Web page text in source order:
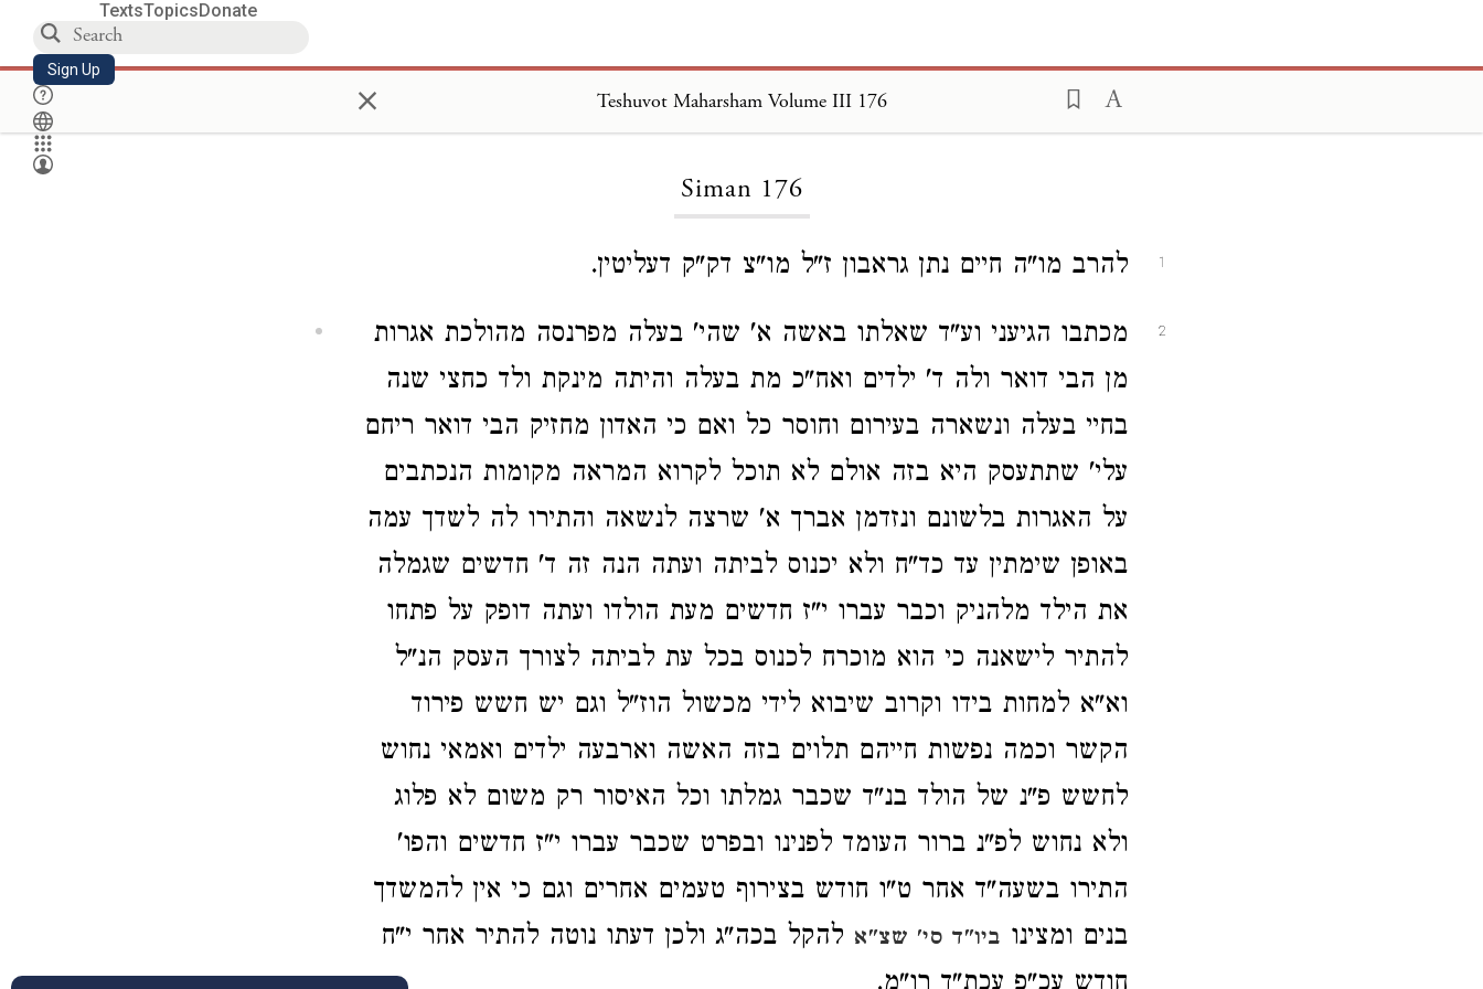
TextsTopicsDonate
Sign Up × Teshuvot Maharsham Volume III 176
Siman 176
1 להרב מו"ה חיים נתן גראבון ז"ל מו"צ דק"ק דעליטין.
2
מכתבו הגיעני וע"ד שאלתו באשה א' שהי' בעלה מפרנסה מהולכת אגרות
מן הבי דואר ולה ד' ילדים ואח"כ מת בעלה והיתה מינקת ולד כחצי שנה
בחיי בעלה ונשארה בעירום וחוסר כל ואם כי האדון מחזיק הבי דואר ריחם
עלי' שתתעסק היא בזה אולם לא תוכל לקרוא המראה מקומות הנכתבים
על האגרות בלשונם ונזדמן אברך א' שרצה לנשאה והתירו לה לשדך עמה
באופן שימתין עד כד"ח ולא יכנוס לביתה ועתה הנה זה ד' חדשים שגמלה
את הילד מלהניק וכבר עברו י"ז חדשים מעת הולדו ועתה דופק על פתחו
להתיר לישאנה כי הוא מוכרח לכנוס בכל עת לביתה לצורך העסק הנ"ל
וא"א למחות בידו וקרוב שיבוא לידי מכשול הוז"ל וגם יש חשש פירוד
הקשר וכמה נפשות חייהם תלוים בזה האשה וארבעה ילדים ואמאי נחוש
לחשש פ"נ של הולד בנ"ד שכבר גמלתו וכל האיסור רק משום לא פלוג
ולא נחוש לפ"נ ברור העומד לפנינו ובפרט שכבר עברו י"ז חדשים והפו'
התירו בשעה"ד אחר ט"ו חודש בצירוף טעמים אחרים וגם כי אין להמשדך
בנים ומצינו ביו"ד סי' שצ"א להקל בכה"ג ולכן דעתו נוטה להתיר אחר י"ח